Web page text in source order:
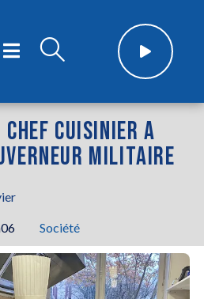
CHEF CUISINIER A
MILITAIRE
Société